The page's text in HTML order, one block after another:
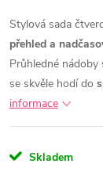
Stylová sada
přehled a
Průhledné
se skvěle hodí do
informace
Skladem